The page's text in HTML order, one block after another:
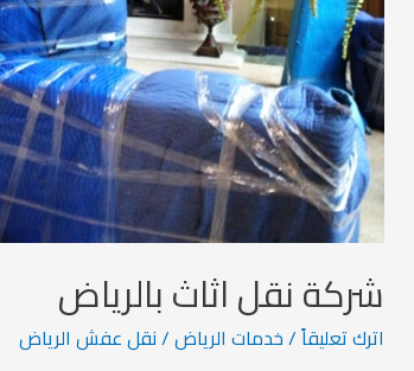
شركة نقل اثاث بالرياض
اترك تعليقاً/خدمات الرياض/نقل عفش الرياض